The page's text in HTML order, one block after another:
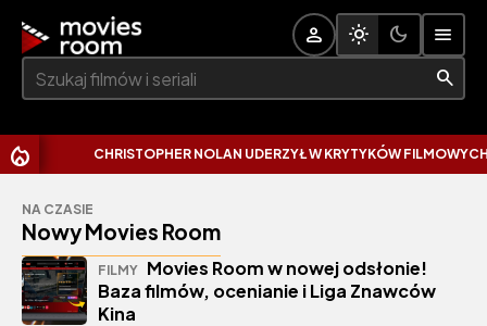
Szukaj:
CHRISTOPHER NOLAN UDERZYŁ W KRYTYKÓW FILMOWYCH.
NA CZASIE
Nowy Movies Room
FILMY Movies Room w nowej odsłonie!
Baza filmów, ocenianie i Liga Znawców
Kina